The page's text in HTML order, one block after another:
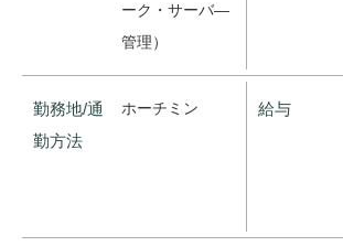
ーク・サーバ―
管理）
勤務地/通
勤方法
ホーチミン 給与